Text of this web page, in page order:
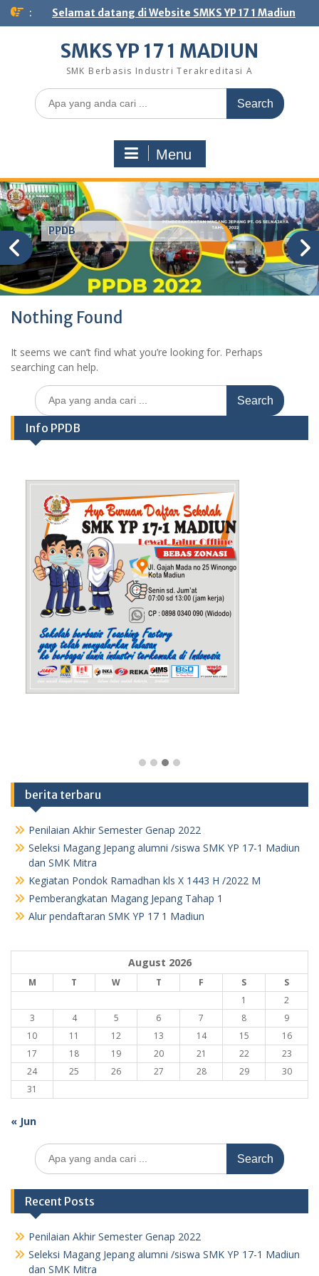
Skip
: Selamat datang di Website SMKS YP 17 1 Madiun
SMKS YP 17 1 MADIUN
SMK Berbasis Industri Terakreditasi A
Search
for:
Menu
PPDB
Nothing Found
It seems we can’t find what you’re looking for. Perhaps
searching can help.
Search
for:
Info PPDB
berita terbaru
Penilaian Akhir Semester Genap 2022
Seleksi Magang Jepang alumni /siswa SMK YP 17-1 Madiun
dan SMK Mitra
Kegiatan Pondok Ramadhan kls X 1443 H /2022 M
Pemberangkatan Magang Jepang Tahap 1
Alur pendaftaran SMK YP 17 1 Madiun
August 2026
M T W T F S
S
1
2
3
4 5 6 7 8
9
10
11 12 13 14 15
16
17
18 19 20 21 22
23
24
25 26 27 28 29
30
31
« Jun
Search
for:
Recent Posts
Penilaian Akhir Semester Genap 2022
Seleksi Magang Jepang alumni /siswa SMK YP 17-1 Madiun
dan SMK Mitra